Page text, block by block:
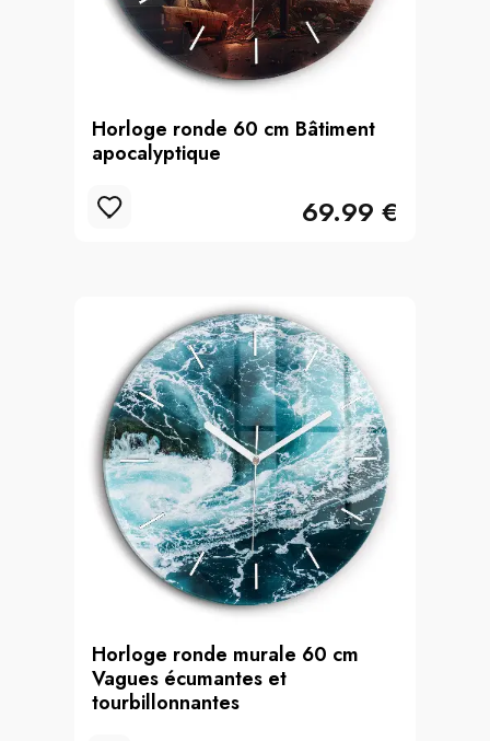
Horloge ronde 60 cm Bâtiment
apocalyptique
69.99 €
Horloge ronde murale 60 cm
Vagues écumantes et
tourbillonnantes